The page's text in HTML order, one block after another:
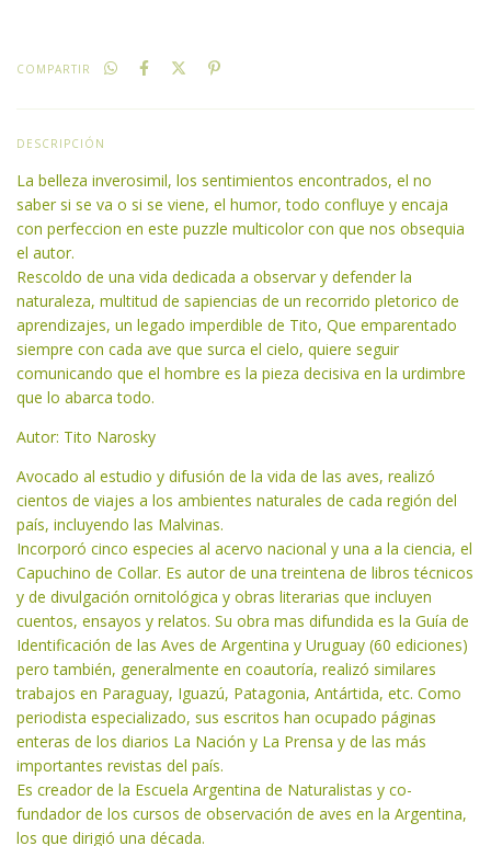
COMPARTIR
DESCRIPCIÓN
La belleza inverosimil, los sentimientos encontrados, el no
saber si se va o si se viene, el humor, todo confluye y encaja
con perfeccion en este puzzle multicolor con que nos obsequia
el autor.
Rescoldo de una vida dedicada a observar y defender la
naturaleza, multitud de sapiencias de un recorrido pletorico de
aprendizajes, un legado imperdible de Tito, Que emparentado
siempre con cada ave que surca el cielo, quiere seguir
comunicando que el hombre es la pieza decisiva en la urdimbre
que lo abarca todo.
Autor: Tito Narosky
Avocado al estudio y difusión de la vida de las aves, realizó
cientos de viajes a los ambientes naturales de cada región del
país, incluyendo las Malvinas.
Incorporó cinco especies al acervo nacional y una a la ciencia, el
Capuchino de Collar. Es autor de una treintena de libros técnicos
y de divulgación ornitológica y obras literarias que incluyen
cuentos, ensayos y relatos. Su obra mas difundida es la Guía de
Identificación de las Aves de Argentina y Uruguay (60 ediciones)
pero también, generalmente en coautoría, realizó similares
trabajos en Paraguay, Iguazú, Patagonia, Antártida, etc. Como
periodista especializado, sus escritos han ocupado páginas
enteras de los diarios La Nación y La Prensa y de las más
importantes revistas del país.
Es creador de la Escuela Argentina de Naturalistas y co-
fundador de los cursos de observación de aves en la Argentina,
los que dirigió una década.